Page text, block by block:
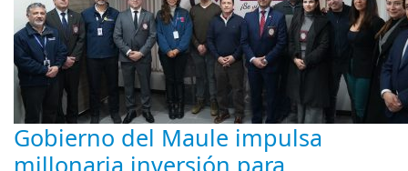
Gobierno del Maule impulsa
millonaria inversión para